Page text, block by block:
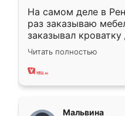
На самом деле в
раз заказываю
заказывал
ребёнка при его
заказал шкаф-купе.
хорошее сборка
Читать полностью
Мальвина